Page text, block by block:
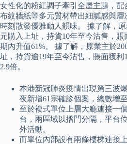
女性化的粉紅調子牽引全屋主題，
布紋牆紙等多元質材帶出細膩感與
時刻散發優雅動人韻味。 據了解，
元購入上址，持貨10年至今沽售，
期內升值61%。 據了解，原業主於
址，持貨逾19年至今沽售，賬面獲利
2.9倍。
本港新冠肺炎疫情出現第三波
夜新增61宗確診個案，總數增至
至於複式單位上層大廳連接一
台，兩區域以摺門分隔，平台
外活動。
而單位內部設有兩條樓梯連接